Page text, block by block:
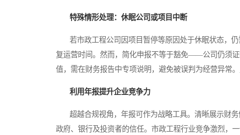
特殊情形处理：休眠公司或项目中断
若市政工程公司因项目暂停等原因处于休眠状态，仍
复运营时间。然而，简化申报不等于豁免——公司仍须
值，需在财务报告中专项说明，避免被误判为经营异常
利用年报提升企业竞争力
超越合规视角，年报可作为战略工具。清晰展示财务
政府、银行及投资者的信任。市政工程行业竞争激烈，